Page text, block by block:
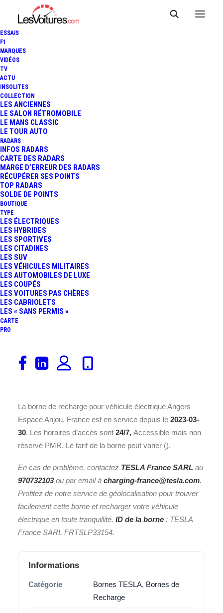
ESSAIS
F1
MARQUES
VIDÉOS
TV
ACTU
INSOLITES
COLLECTION
LES ANCIENNES
LE SALON RÉTROMOBILE
LE MANS CLASSIC
LE TOUR AUTO
RADARS
INFOS RADARS
CARTE DES RADARS
MARGE D’ERREUR DES RADARS
RÉCUPÉRER SES POINTS
TOP RADARS
SOLDE DE POINTS
BOUTIQUE
TYPE
LES ÉLECTRIQUES
LES HYBRIDES
LES SPORTIVES
LES CITADINES
LES SUV
LES VÉHICULES MILITAIRES
LES AUTOMOBILES DE LUXE
LES COUPÉS
LES VOITURES PAS CHÈRES
LES CABRIOLETS
LES « SANS PERMIS »
CARTE
PRO
Anjou, France (TESLA
France SARL)
Découvrez la borne de recharge
kWh
(Station dédiée à la recharge rapide
répond à la norme de recharge
La borne de recharge pour véhicule électrique Angers
Espace Anjou, France est en service depuis le 2023-03-
30. Les horaires d’accès sont 24/7, Accessible mais non
réservé PMR. Le tarif de la borne peut varier ().
En cas de problème, contactez TESLA France SARL au
970732103ou par email à charging-france@tesla.com.
Profitez de notre service de géolocalisation pour trouver
facilement cette borne et recharger votre véhicule
électrique en toute tranquillité. ID de la borne : TESLA
France SARL FRTSLP33154.
Informations
Catégorie
Bornes TESLA, Bornes de
Recharge